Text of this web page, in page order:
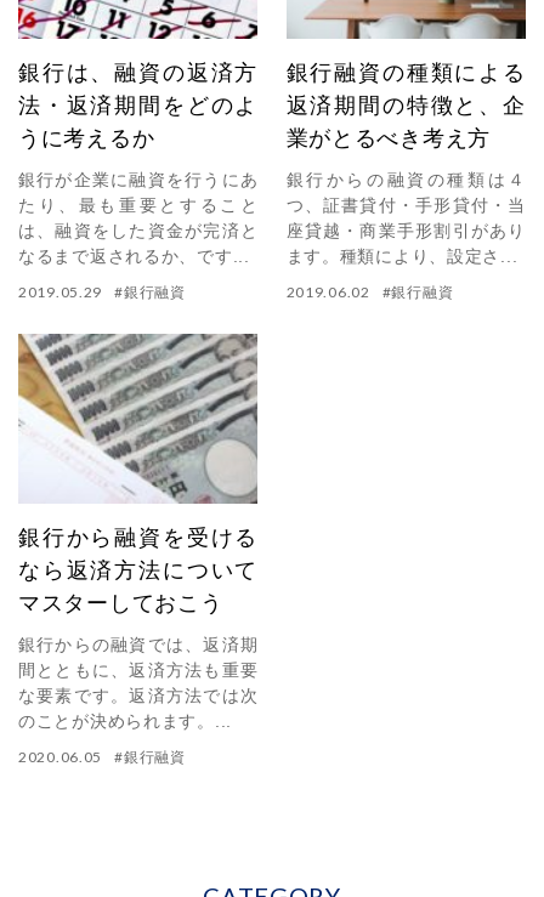
銀行は、融資の返済方
法・返済期間をどのよ
うに考えるか
銀行が企業に融資を行うにあ
たり、最も重要とすること
は、融資をした資金が完済と
なるまで返されるか、です...
2019.05.29 #銀行融資
銀行融資の種類による
返済期間の特徴と、企
業がとるべき考え方
銀行からの融資の種類は４
つ、証書貸付・手形貸付・当
座貸越・商業手形割引があり
ます。種類により、設定さ...
2019.06.02 #銀行融資
銀行から融資を受ける
なら返済方法について
マスターしておこう
銀行からの融資では、返済期
間とともに、返済方法も重要
な要素です。返済方法では次
のことが決められます。...
2020.06.05 #銀行融資